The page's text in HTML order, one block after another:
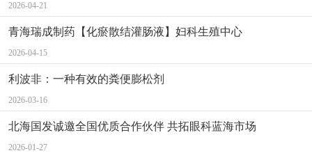
2026-04-21
青海瑞成制药【化瘀散结灌肠液】妇科生殖中心
2026-04-15
利波非：一种有效的粪便膨松剂
2026-03-16
北海国发诚邀全国优质合作伙伴 共拓眼科蓝海市场
2026-01-27